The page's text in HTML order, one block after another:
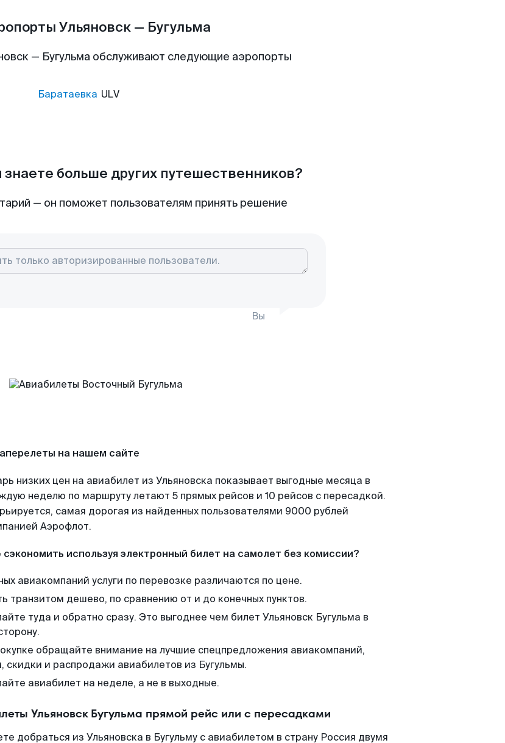
Ульяновск — Бугульма
— Бугульма обслуживают следующие аэропорты
Баратаевка ULV
знаете больше других путешественников?
— он поможет пользователям принять решение
Вы
на нашем сайте
низких цен на авиабилет из Ульяновска показывает выгодные месяца в
неделю по маршруту летают 5 прямых рейсов и 10 рейсов с пересадкой.
самая дорогая из найденных пользователями 9000 рублей
Аэрофлот.
используя электронный билет на самолет без комиссии?
авиакомпаний услуги по перевозке различаются по цене.
транзитом дешево, по сравнению от и до конечных пунктов.
туда и обратно сразу. Это выгоднее чем билет Ульяновск Бугульма в
обращайте внимание на лучшие спецпредложения авиакомпаний,
скидки и распродажи авиабилетов из Бугульмы.
авиабилет на неделе, а не в выходные.
Ульяновск Бугульма прямой рейс или с пересадками
добраться из Ульяновска в Бугульму с авиабилетом в страну Россия двумя